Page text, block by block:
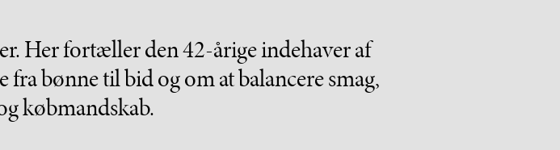
Her fortæller den 42-årige indehaver af
bønne til bid og om at balancere smag,
købmandskab.